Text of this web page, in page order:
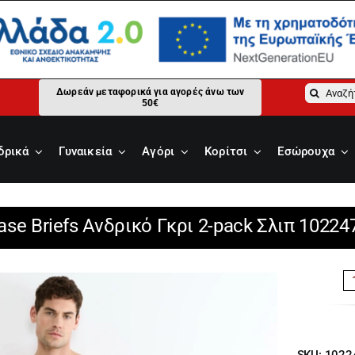
Δωρεάν μεταφορικά για αγορές άνω των
50€
Γυναικεία Αγόρι Κορίτσι Εσώρουχα
Briefs Ανδρικό Γκρι 2-pack Σλιπ